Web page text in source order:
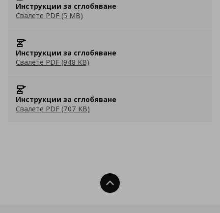
Инструкции за сглобяване
Свалете PDF (5 MB)
Инструкции за сглобяване
Свалете PDF (948 KB)
Инструкции за сглобяване
Свалете PDF (707 KB)
Нагоре